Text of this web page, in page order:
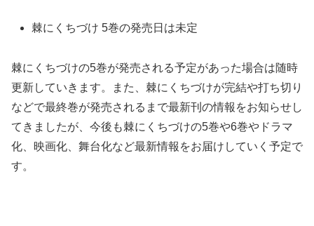
棘にくちづけ 5巻の発売日は未定
棘にくちづけの5巻が発売される予定があった場合は随時
更新していきます。また、棘にくちづけが完結や打ち切り
などで最終巻が発売されるまで最新刊の情報をお知らせし
てきましたが、今後も棘にくちづけの5巻や6巻やドラマ
化、映画化、舞台化など最新情報をお届けしていく予定で
す。